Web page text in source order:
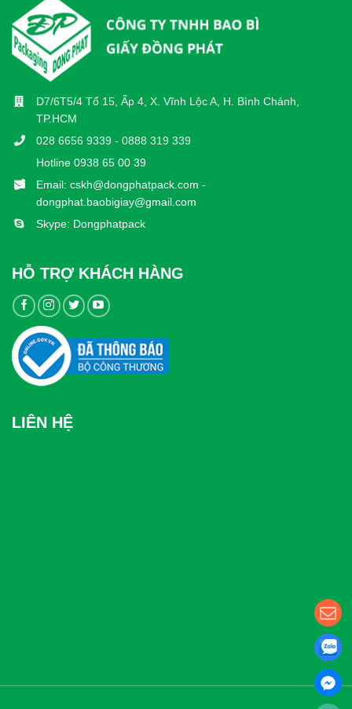
D7/6T5/4 Tổ 15, Ấp 4, X. Vĩnh Lộc A, H. Bình Chánh,
TP.HCM
028 6656 9339 - 0888 319 339
Hotline 0938 65 00 39
Email: cskh@dongphatpack.com -
dongphat.baobigiay@gmail.com
Skype: Dongphatpack
HỖ TRỢ KHÁCH HÀNG
LIÊN HỆ